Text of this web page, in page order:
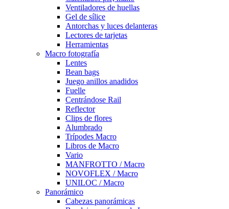
Ventiladores de huellas
Gel de sílice
Antorchas y luces delanteras
Lectores de tarjetas
Herramientas
Macro fotografía
Lentes
Bean bags
Juego anillos anadidos
Fuelle
Centrándose Rail
Reflector
Clips de flores
Alumbrado
Trípodes Macro
Libros de Macro
Vario
MANFROTTO / Macro
NOVOFLEX / Macro
UNILOC / Macro
Panorámico
Cabezas panorámicas